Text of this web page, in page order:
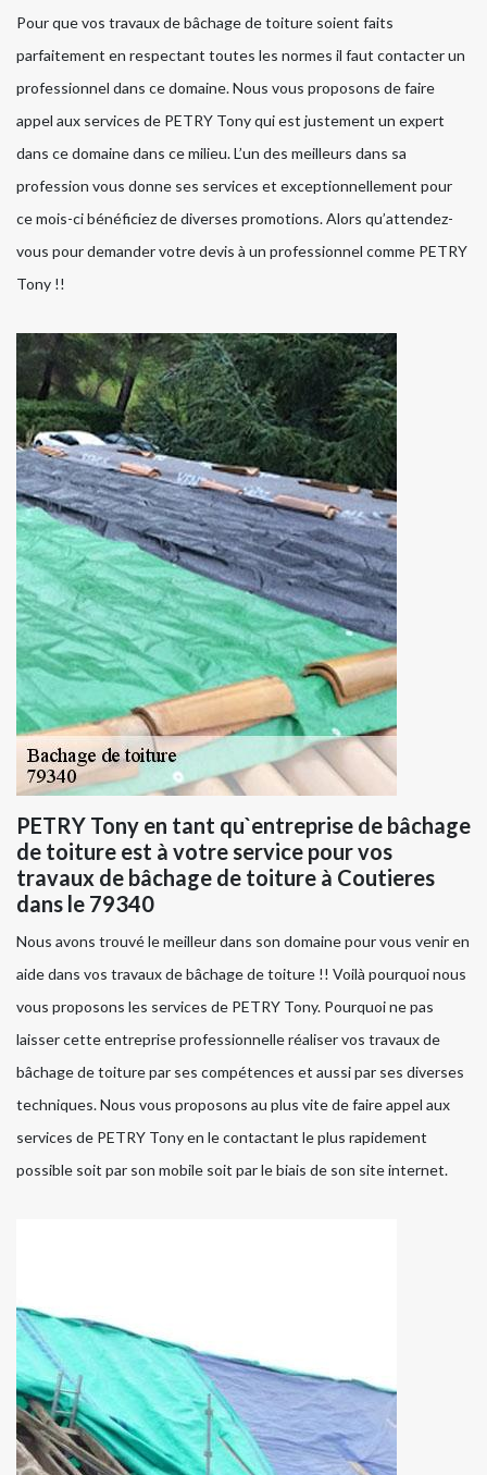
Pour que vos travaux de bâchage de toiture soient faits
parfaitement en respectant toutes les normes il faut contacter un
professionnel dans ce domaine. Nous vous proposons de faire
appel aux services de PETRY Tony qui est justement un expert
dans ce domaine dans ce milieu. L’un des meilleurs dans sa
profession vous donne ses services et exceptionnellement pour
ce mois-ci bénéficiez de diverses promotions. Alors qu’attendez-
vous pour demander votre devis à un professionnel comme PETRY
Tony !!
PETRY Tony en tant qu`entreprise de bâchage
de toiture est à votre service pour vos
travaux de bâchage de toiture à Coutieres
dans le 79340
Nous avons trouvé le meilleur dans son domaine pour vous venir en
aide dans vos travaux de bâchage de toiture !! Voilà pourquoi nous
vous proposons les services de PETRY Tony. Pourquoi ne pas
laisser cette entreprise professionnelle réaliser vos travaux de
bâchage de toiture par ses compétences et aussi par ses diverses
techniques. Nous vous proposons au plus vite de faire appel aux
services de PETRY Tony en le contactant le plus rapidement
possible soit par son mobile soit par le biais de son site internet.